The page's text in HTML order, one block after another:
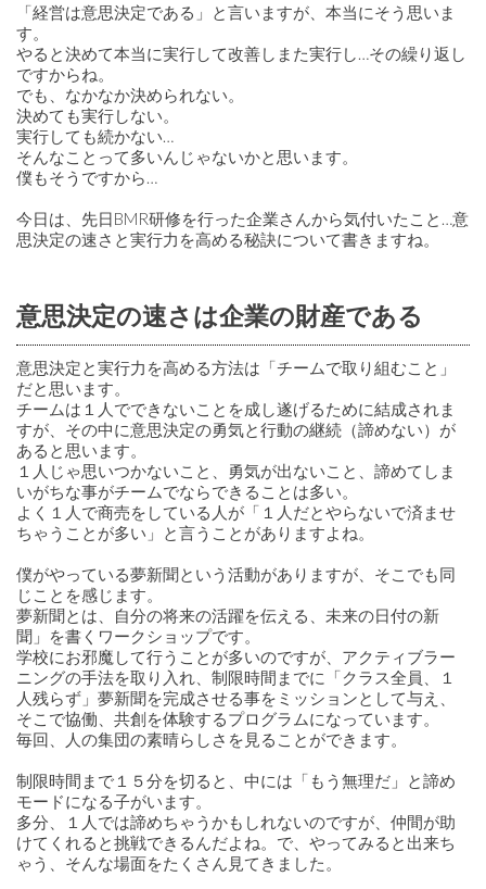
「経営は意思決定である」と言いますが、本当にそう思いま
す。
やると決めて本当に実行して改善しまた実行し…その繰り返し
ですからね。
でも、なかなか決められない。
決めても実行しない。
実行しても続かない…
そんなことって多いんじゃないかと思います。
僕もそうですから…
今日は、先日BMR研修を行った企業さんから気付いたこと…意
思決定の速さと実行力を高める秘訣について書きますね。
意思決定の速さは企業の財産である
意思決定と実行力を高める方法は「チームで取り組むこと」
だと思います。
チームは１人でできないことを成し遂げるために結成されま
すが、その中に意思決定の勇気と行動の継続（諦めない）が
あると思います。
１人じゃ思いつかないこと、勇気が出ないこと、諦めてしま
いがちな事がチームでならできることは多い。
よく１人で商売をしている人が「１人だとやらないで済ませ
ちゃうことが多い」と言うことがありますよね。
僕がやっている夢新聞という活動がありますが、そこでも同
じことを感じます。
夢新聞とは、自分の将来の活躍を伝える、未来の日付の新
聞」を書くワークショップです。
学校にお邪魔して行うことが多いのですが、アクティブラー
ニングの手法を取り入れ、制限時間までに「クラス全員、１
人残らず」夢新聞を完成させる事をミッションとして与え、
そこで協働、共創を体験するプログラムになっています。
毎回、人の集団の素晴らしさを見ることができます。
制限時間まで１５分を切ると、中には「もう無理だ」と諦め
モードになる子がいます。
多分、１人では諦めちゃうかもしれないのですが、仲間が助
けてくれると挑戦できるんだよね。で、やってみると出来ち
ゃう、そんな場面をたくさん見てきました。